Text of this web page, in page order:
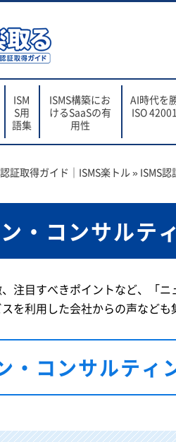
ISM
S用
語集
ISMS構築にお
けるSaaSの有
用性
AI時代を
ISO
証取得ガイド｜ISMS楽トル» ISMS
・コンサルテ
注目すべきポイントなど、「
を利用した会社からの声など
・コンサルティ